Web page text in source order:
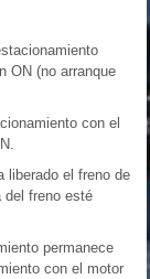
ON (no arranque
con el
liberado el freno de
del freno esté
permanece
con el motor